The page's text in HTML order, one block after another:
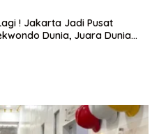
! Jakarta Jadi Pusat
Dunia, Juara Dunia